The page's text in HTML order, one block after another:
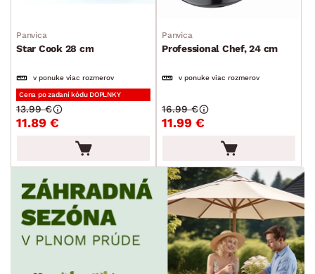
Panvica
Star Cook 28 cm
v ponuke viac rozmerov
Cena po zadaní kódu DOPLNKY
11.89 €
13.99 €
Panvica
Professional Chef, 24 cm
v ponuke viac rozmerov
11.99 €
16.99 €